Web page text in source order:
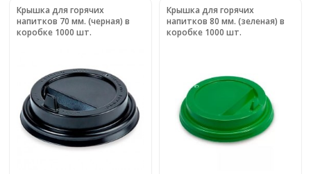
Крышка для горячих
напитков 70 мм. (черная) в
коробке 1000 шт.
Крышка для горячих
напитков 80 мм. (зеленая) в
коробке 1000 шт.